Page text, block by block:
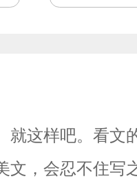
就这样吧。看文
文，会忍不住写